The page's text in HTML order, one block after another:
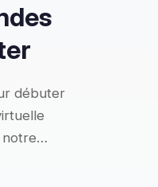
débuter
notre…